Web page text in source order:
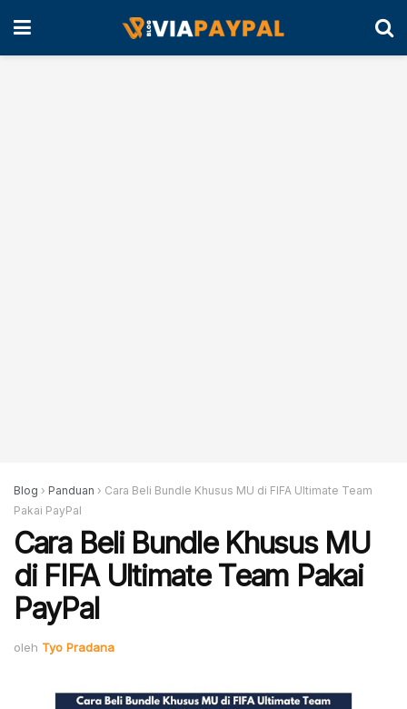
Blog › Panduan › Cara Beli Bundle Khusus MU di FIFA Ultimate Team
Pakai PayPal
Cara Beli Bundle Khusus MU
di FIFA Ultimate Team Pakai
PayPal
oleh Tyo Pradana